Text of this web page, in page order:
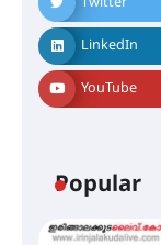
Twitter
LinkedIn
YouTube
Popular